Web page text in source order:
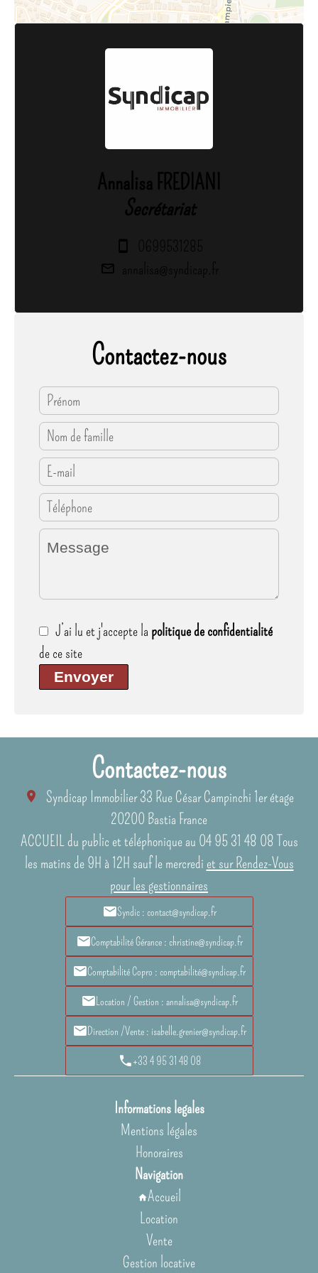
Annalisa FREDIANI
Secrétariat
0699531285
annalisa@syndicap.fr
Contactez-nous
J’ai lu et j'accepte la politique de confidentialité
de ce site
Envoyer
Contactez-nous
Syndicap Immobilier33 Rue César Campinchi 1er étage
20200 Bastia France
ACCUEIL du public et téléphonique au 04 95 31 48 08 Tous
les matins de 9H à 12H sauf le mercredi et sur Rendez-Vous
pour les gestionnaires
Syndic : contact@syndicap.fr
Comptabilité Gérance : christine@syndicap.fr
Comptabilité Copro : comptabilité@syndicap.fr
Location / Gestion : annalisa@syndicap.fr
Direction /Vente : isabelle.grenier@syndicap.fr
+33 4 95 31 48 08
Informations legales
Mentions légales
Honoraires
Navigation
Accueil
Location
Vente
Gestion locative